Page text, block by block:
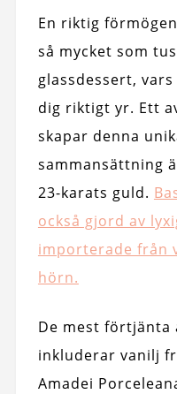
En riktig
så mycket som
glassdessert,
dig riktigt yr. Ett
skapar denna
sammansättning
23-karats guld.
också gjord av
importerade från
hörn.
De mest förtjänta
inkluderar vanilj
Amadei